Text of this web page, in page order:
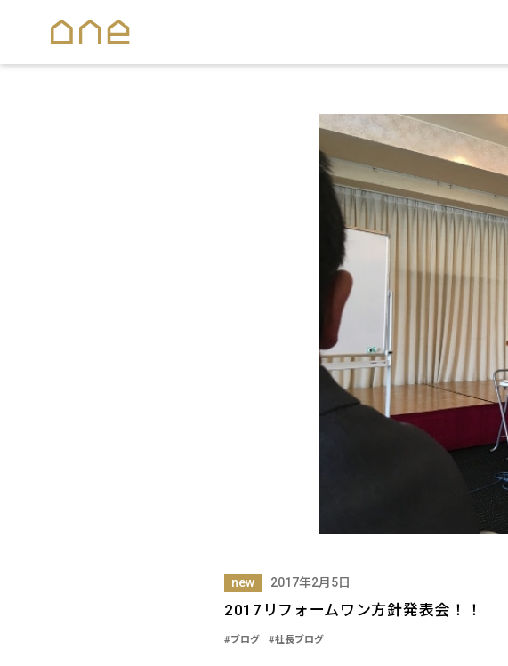
new 2017年2月5日
2017リフォームワン方針発表会！！
#ブログ #社長ブログ